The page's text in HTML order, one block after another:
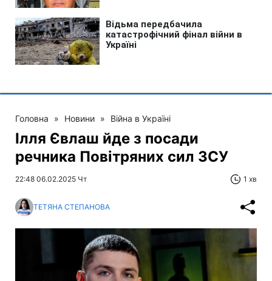
Головна » Новини » Війна в Україні
Ілля Євлаш йде з посади
речника Повітряних сил ЗСУ
22:48 06.02.2025 Чт 1 хв
ТЕТЯНА СТЕПАНОВА